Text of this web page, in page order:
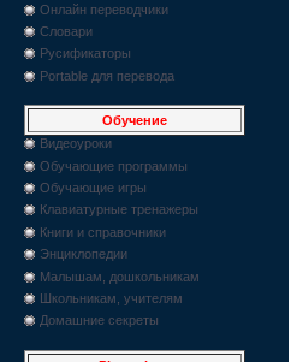
Онлайн переводчики
Словари
Русификаторы
Portable для перевода
Обучение
Видеоуроки
Обучающие программы
Обучающие игры
Клавиатурные тренажеры
Книги и справочники
Энциклопедии
Малышам, дошкольникам
Школьникам, учителям
Домашние секреты